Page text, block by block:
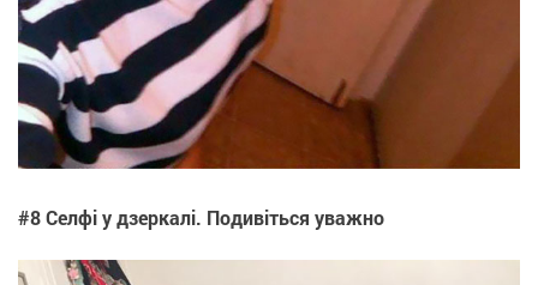
#8 Селфі у дзеркалі. Подивіться уважно